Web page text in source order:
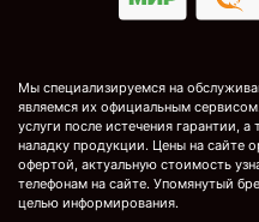
Мы специализируемся на
являемся их официальным
услуги после истечения гарантии,
наладку продукции. Цены на сайте
офертой, актуальную стоимость
телефонам на сайте. Упомянутый
целью информирования.